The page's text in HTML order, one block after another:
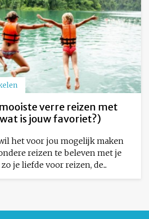
verre reizen met
is jouw favoriet?)
het voor jou mogelijk maken
reizen te beleven met je
je liefde voor reizen, de...